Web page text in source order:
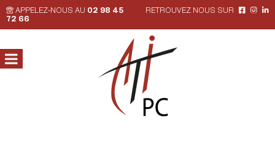
APPELEZ-NOUS AU 02 98 45
72 66
RETROUVEZ NOUS SUR